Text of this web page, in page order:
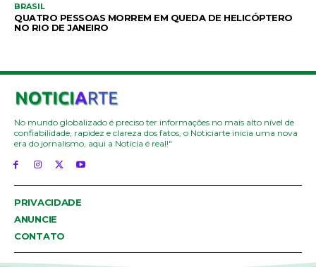
BRASIL
QUATRO PESSOAS MORREM EM QUEDA DE HELICÓPTERO
NO RIO DE JANEIRO
No mundo globalizado é preciso ter informações no mais alto nível de
confiabilidade, rapidez e clareza dos fatos, o Noticiarte inicia uma nova
era do jornalismo, aqui a Noticia é real!"
PRIVACIDADE
ANUNCIE
CONTATO